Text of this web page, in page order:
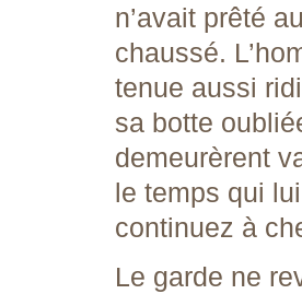
n’avait prêté
chaussé.
tenue aussi
sa botte
demeurèrent
le temps qui
continuez à
Le garde ne